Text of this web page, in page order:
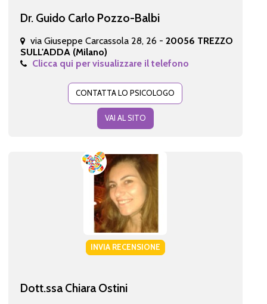
Dr. Guido Carlo Pozzo-Balbi
via Giuseppe Carcassola 28, 26 - 20056 TREZZO
SULL'ADDA (Milano)
Clicca qui per visualizzare il telefono
CONTATTA LO PSICOLOGO
VAI AL SITO
INVIA RECENSIONE
Dott.ssa Chiara Ostini